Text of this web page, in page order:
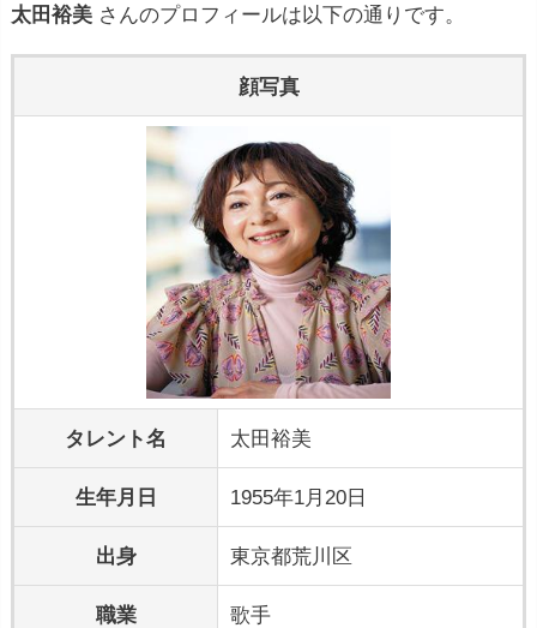
太田裕美 さんのプロフィールは以下の通りです。
顔写真
タレント名 太田裕美
生年月日 1955年1月20日
出身 東京都荒川区
職業 歌手